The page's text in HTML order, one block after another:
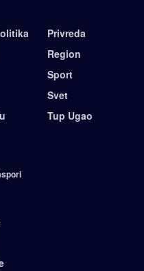
Privreda
Region
Sport
Svet
Tup Ugao